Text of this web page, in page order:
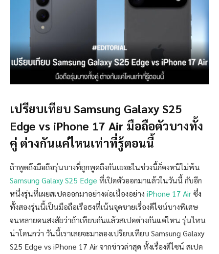
เปรียบเทียบ Samsung Galaxy S25
Edge vs iPhone 17 Air มือถือตัวบางทั้ง
คู่ ต่างกันแค่ไหนเท่าที่รู้ตอนนี้
ถ้าพูดถึงมือถือรุ่นบางที่ถูกพูดถึงกันเยอะในช่วงนี้ก็คงหนีไม่พ้น
Samsung Galaxy S25 Edge ที่เปิดตัวออกมาแล้วในวันนี้ กับอีก
หนึ่งรุ่นที่เผยสเปคออกมาอย่างต่อเนื่องอย่าง iPhone 17 Airซึ่ง
ทั้งสองรุ่นนี้เป็นมือถือเรือธงที่เน้นจุดขายเรื่องดีไซน์บางพิเศษ
จนหลายคนสงสัยว่าถ้าเทียบกันแล้วสเปคต่างกันแค่ไหน รุ่นไหน
น่าโดนกว่า วันนี้เราเลยจะมาลองเปรียบเทียบ Samsung Galaxy
S25 Edge vs iPhone 17 Air จากข่าวล่าสุด ทั้งเรื่องดีไซน์ สเปค